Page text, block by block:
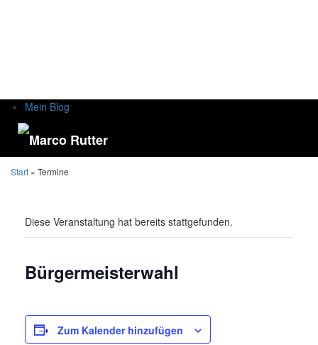
Mein Blog
Start » Termine
Diese Veranstaltung hat bereits stattgefunden.
Bürgermeisterwahl
Zum Kalender hinzufügen